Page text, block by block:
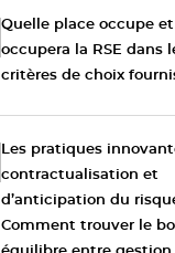
Quelle place occupe et
occupera la RSE dans
critères de choix
Les pratiques
contractualisation et
d’anticipation du
Comment trouver le